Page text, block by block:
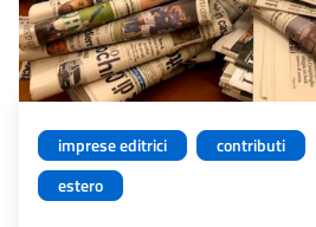
imprese editrici
contributi
estero